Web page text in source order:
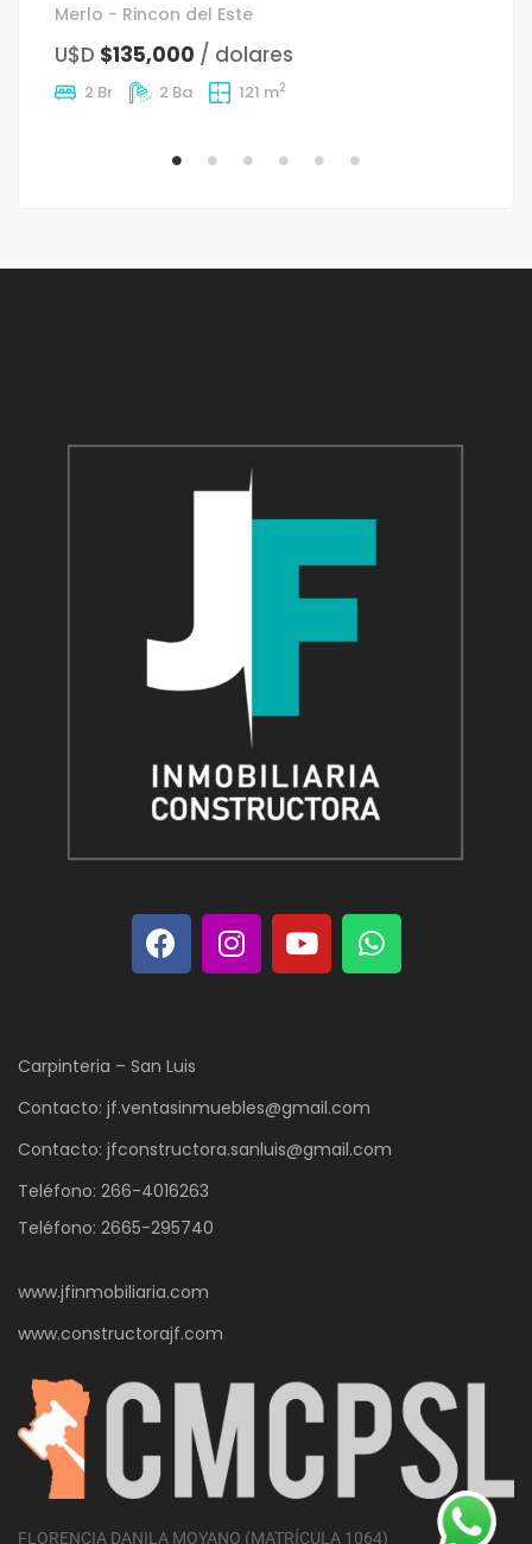
Merlo - Rincon del Este
U$D $135,000 / dolares
2 Br 2 Ba 121 m2
Carpinteria – San Luis
Contacto: jf.ventasinmuebles@gmail.com
Contacto: jfconstructora.sanluis@gmail.com
Teléfono: 266-4016263
Teléfono: 2665-295740
www.jfinmobiliaria.com
www.constructorajf.com
FLORENCIA DANILA MOYANO (MATRÍCULA 1064)